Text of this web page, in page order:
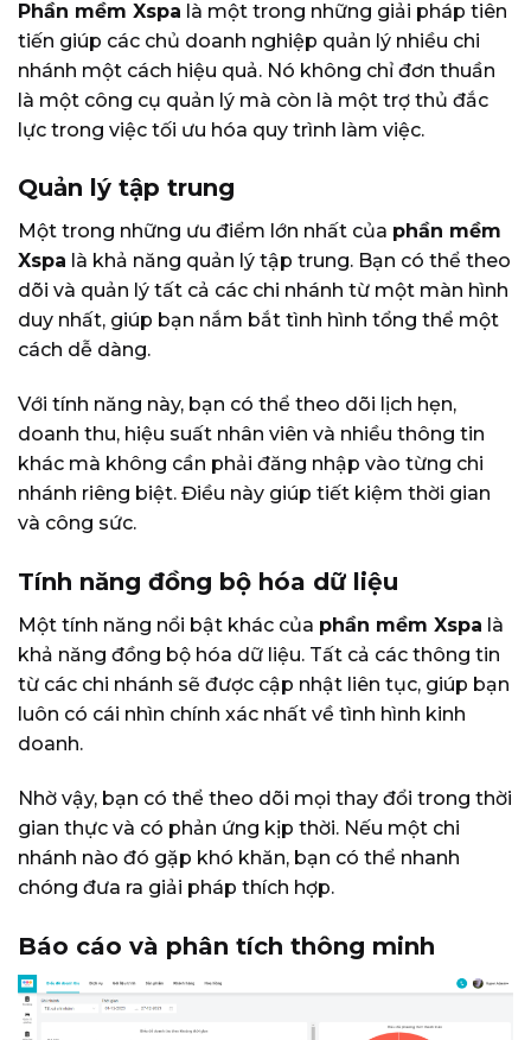
Phần mềm Xspa là một trong những giải pháp tiên
tiến giúp các chủ doanh nghiệp quản lý nhiều chi
nhánh một cách hiệu quả. Nó không chỉ đơn thuần
là một công cụ quản lý mà còn là một trợ thủ đắc
lực trong việc tối ưu hóa quy trình làm việc.
Quản lý tập trung
Một trong những ưu điểm lớn nhất của phần mềm
Xspa là khả năng quản lý tập trung. Bạn có thể theo
dõi và quản lý tất cả các chi nhánh từ một màn hình
duy nhất, giúp bạn nắm bắt tình hình tổng thể một
cách dễ dàng.
Với tính năng này, bạn có thể theo dõi lịch hẹn,
doanh thu, hiệu suất nhân viên và nhiều thông tin
khác mà không cần phải đăng nhập vào từng chi
nhánh riêng biệt. Điều này giúp tiết kiệm thời gian
và công sức.
Tính năng đồng bộ hóa dữ liệu
Một tính năng nổi bật khác của phần mềm Xspa là
khả năng đồng bộ hóa dữ liệu. Tất cả các thông tin
từ các chi nhánh sẽ được cập nhật liên tục, giúp bạn
luôn có cái nhìn chính xác nhất về tình hình kinh
doanh.
Nhờ vậy, bạn có thể theo dõi mọi thay đổi trong thời
gian thực và có phản ứng kịp thời. Nếu một chi
nhánh nào đó gặp khó khăn, bạn có thể nhanh
chóng đưa ra giải pháp thích hợp.
Báo cáo và phân tích thông minh